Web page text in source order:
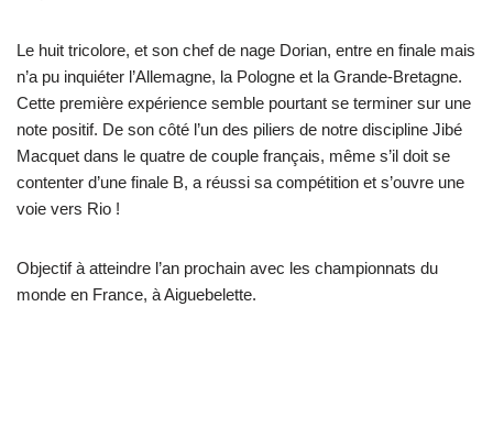
Le huit tricolore, et son chef de nage Dorian, entre en finale mais
n’a pu inquiéter l’Allemagne, la Pologne et la Grande-Bretagne.
Cette première expérience semble pourtant se terminer sur une
note positif. De son côté l’un des piliers de notre discipline Jibé
Macquet dans le quatre de couple français, même s’il doit se
contenter d’une finale B, a réussi sa compétition et s’ouvre une
voie vers Rio !
Objectif à atteindre l’an prochain avec les championnats du
monde en France, à Aiguebelette.